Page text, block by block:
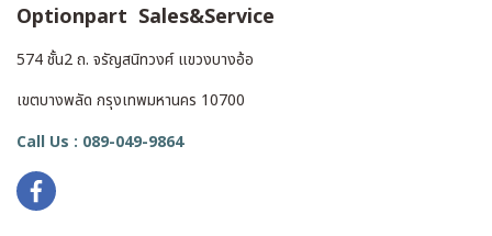
Optionpart Sales&Service
574 ชั้น2 ถ. จรัญสนิทวงศ์ แขวงบางอ้อ
เขตบางพลัด กรุงเทพมหานคร 10700
Call Us : 089-049-9864